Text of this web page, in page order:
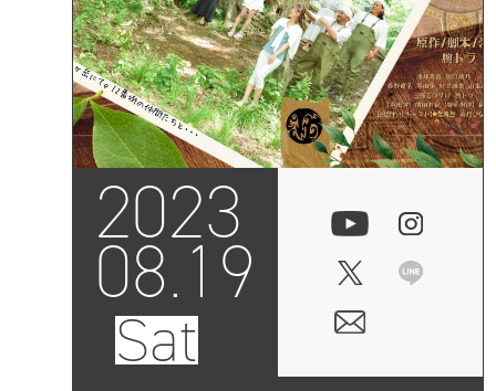
2023
08.19
Sat